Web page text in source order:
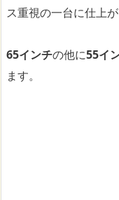
ス重視の一台に仕上
65インチの他に55イ
ます。